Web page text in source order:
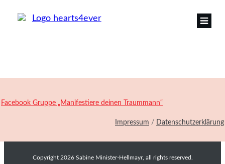
Facebook Gruppe „Manifestiere deinen Traummann“
Impressum / Datenschutzerklärung
Copyright 2026 Sabine Minister-Hellmayr, all rights reserved.